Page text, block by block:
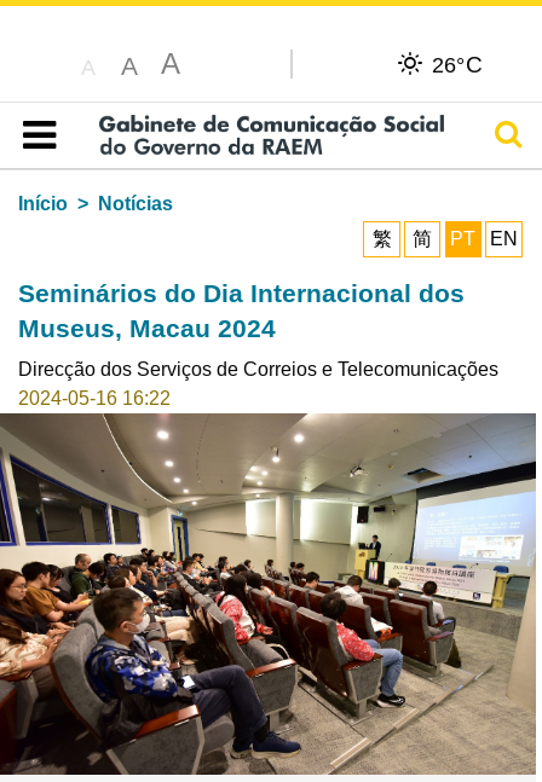
A A A 26°C
Índice
Início
Notícias
繁
简 PT EN
Seminários do Dia Internacional dos
Museus, Macau 2024
Direcção dos Serviços de Correios e Telecomunicações
2024-05-16 16:22